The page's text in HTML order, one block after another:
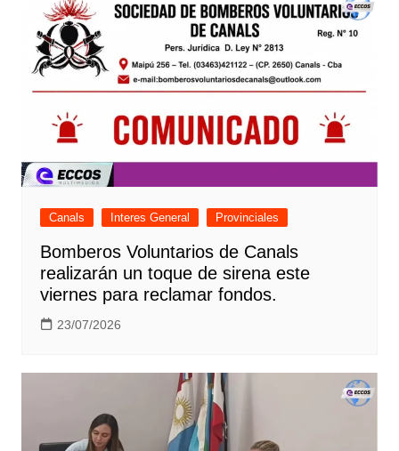
Canals Interes General Provinciales
Bomberos Voluntarios de Canals
realizarán un toque de sirena este
viernes para reclamar fondos.
23/07/2026